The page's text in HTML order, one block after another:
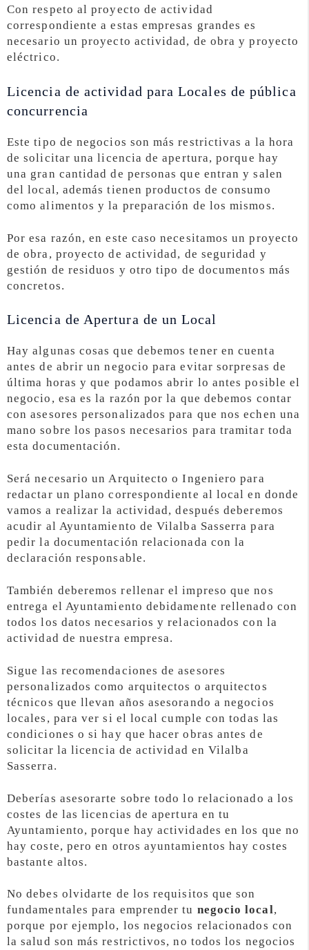
Con respeto al proyecto de actividad
correspondiente a estas empresas grandes es
necesario un proyecto actividad, de obra y proyecto
eléctrico.
Licencia de actividad para Locales de pública
concurrencia
Este tipo de negocios son más restrictivas a la hora
de solicitar una licencia de apertura, porque hay
una gran cantidad de personas que entran y salen
del local, además tienen productos de consumo
como alimentos y la preparación de los mismos.
Por esa razón, en este caso necesitamos un proyecto
de obra, proyecto de actividad, de seguridad y
gestión de residuos y otro tipo de documentos más
concretos.
Licencia de Apertura de un Local
Hay algunas cosas que debemos tener en cuenta
antes de abrir un negocio para evitar sorpresas de
última horas y que podamos abrir lo antes posible el
negocio, esa es la razón por la que debemos contar
con asesores personalizados para que nos echen una
mano sobre los pasos necesarios para tramitar toda
esta documentación.
Será necesario un Arquitecto o Ingeniero para
redactar un plano correspondiente al local en donde
vamos a realizar la actividad, después deberemos
acudir al Ayuntamiento de Vilalba Sasserra para
pedir la documentación relacionada con la
declaración responsable.
También deberemos rellenar el impreso que nos
entrega el Ayuntamiento debidamente rellenado con
todos los datos necesarios y relacionados con la
actividad de nuestra empresa.
Sigue las recomendaciones de asesores
personalizados como arquitectos o arquitectos
técnicos que llevan años asesorando a negocios
locales, para ver si el local cumple con todas las
condiciones o si hay que hacer obras antes de
solicitar la licencia de actividad en Vilalba
Sasserra.
Deberías asesorarte sobre todo lo relacionado a los
costes de las licencias de apertura en tu
Ayuntamiento, porque hay actividades en los que no
hay coste, pero en otros ayuntamientos hay costes
bastante altos.
No debes olvidarte de los requisitos que son
fundamentales para emprender tu negocio local,
porque por ejemplo, los negocios relacionados con
la salud son más restrictivos, no todos los negocios